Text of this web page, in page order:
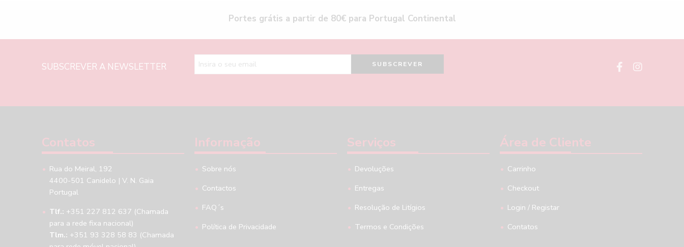
Portes grátis a partir de 80€ para Portugal Continental
SUBSCREVER A NEWSLETTER
Contatos
Rua do Meiral, 192
4400-501 Canidelo | V. N. Gaia
Portugal
Tlf.: +351 227 812 637 (Chamada
para a rede fixa nacional)
Tlm.: +351 93 328 58 83 (Chamada
Informação
Sobre nós
Contactos
FAQ´s
Política de Privacidade
Serviços
Devoluções
Entregas
Resolução de Litígios
Termos e Condições
Área de Cliente
Carrinho
Checkout
Login / Registar
Contatos